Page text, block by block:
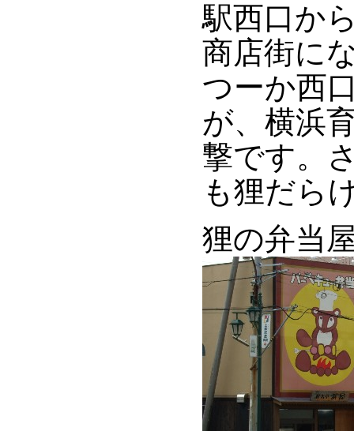
駅西口か
商店街に
つーか西
が、横浜
撃です。
も狸だら
狸の弁当